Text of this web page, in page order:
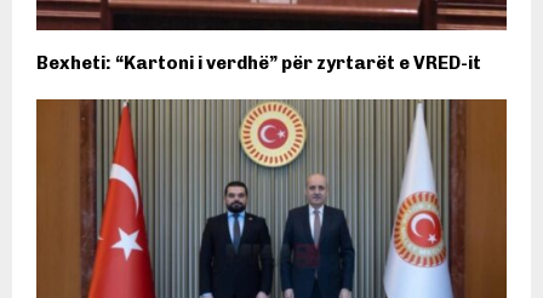
Bexheti: “Kartoni i verdhë” për zyrtarët e VRED-it